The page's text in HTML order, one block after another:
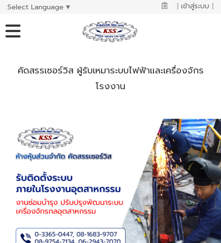
Select Language ▼ | เข้าสู่ระบบ |
คัดสรรเซอร์วิส ผู้รับเหมาระบบไฟฟ้าและเครื่องจักร
โรงงาน